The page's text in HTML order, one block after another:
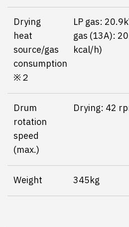
Drying
heat
source/gas
consumption
※２
LP gas:
gas (13A):
kcal/h)
Drum
rotation
speed
(max.)
Drying: 42
Weight 345kg